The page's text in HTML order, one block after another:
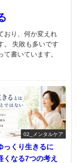
おり、何か変えれ
。 失敗も多いです
書いています。
02_メンタルケア
っくり生きるに
くなる7つの考え